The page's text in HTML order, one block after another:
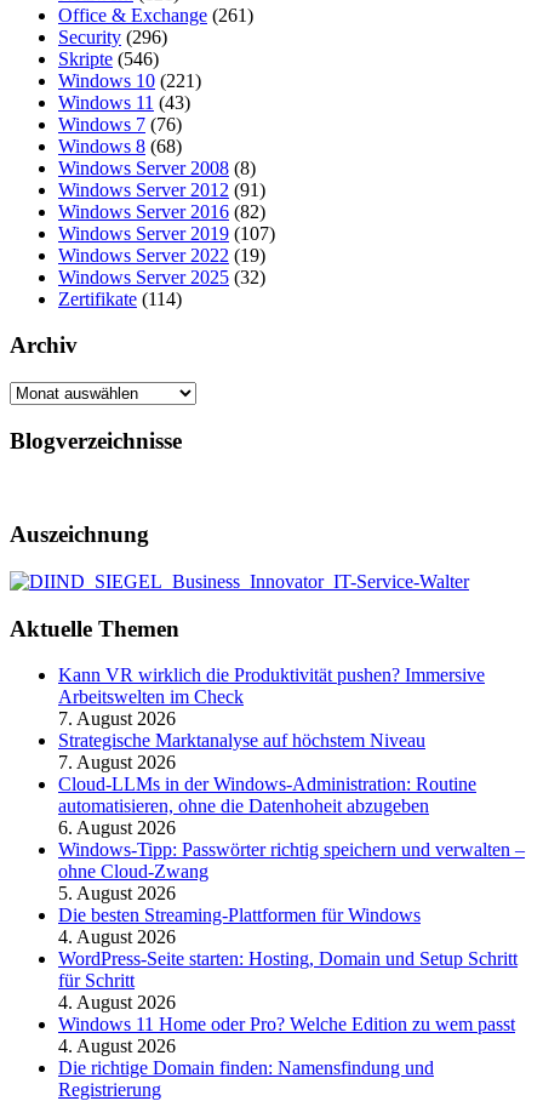
Office & Exchange (261)
Security (296)
Skripte (546)
Windows 10 (221)
Windows 11 (43)
Windows 7 (76)
Windows 8 (68)
Windows Server 2008 (8)
Windows Server 2012 (91)
Windows Server 2016 (82)
Windows Server 2019 (107)
Windows Server 2022 (19)
Windows Server 2025 (32)
Zertifikate (114)
Archiv
Archiv
Blogverzeichnisse
Auszeichnung
Aktuelle Themen
Kann VR wirklich die Produktivität pushen? Immersive
Arbeitswelten im Check
7. August 2026
Strategische Marktanalyse auf höchstem Niveau
7. August 2026
Cloud-LLMs in der Windows-Administration: Routine
automatisieren, ohne die Datenhoheit abzugeben
6. August 2026
Windows-Tipp: Passwörter richtig speichern und verwalten –
ohne Cloud-Zwang
5. August 2026
Die besten Streaming-Plattformen für Windows
4. August 2026
WordPress-Seite starten: Hosting, Domain und Setup Schritt
für Schritt
4. August 2026
Windows 11 Home oder Pro? Welche Edition zu wem passt
4. August 2026
Die richtige Domain finden: Namensfindung und
Registrierung